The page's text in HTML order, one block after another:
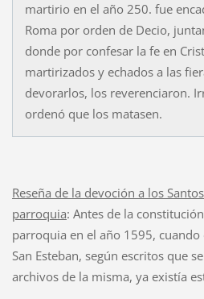
martirio en el año 250. fue
Roma por orden de Decio,
donde por confesar la fe en
martirizados y echados a las
devorarlos, los reverenciaron.
ordenó que los matasen.
Reseña de la devoción a los
parroquia: Antes de la
parroquia en el año 1595, cuando
San Esteban, según escritos que
archivos de la misma, ya existía